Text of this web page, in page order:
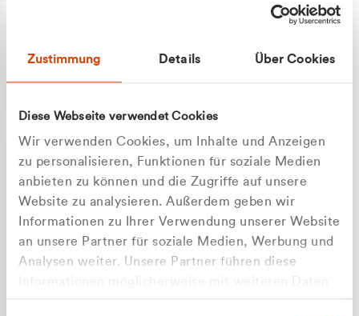
Zustimmung Details Über Cookies
Diese Webseite verwendet Cookies
Wir verwenden Cookies, um Inhalte und Anzeigen
zu personalisieren, Funktionen für soziale Medien
anbieten zu können und die Zugriffe auf unsere
Website zu analysieren. Außerdem geben wir
Informationen zu Ihrer Verwendung unserer Website
an unsere Partner für soziale Medien, Werbung und
Analysen weiter. Unsere Partner führen diese
+49 177 8376058
Apilash Balanesan